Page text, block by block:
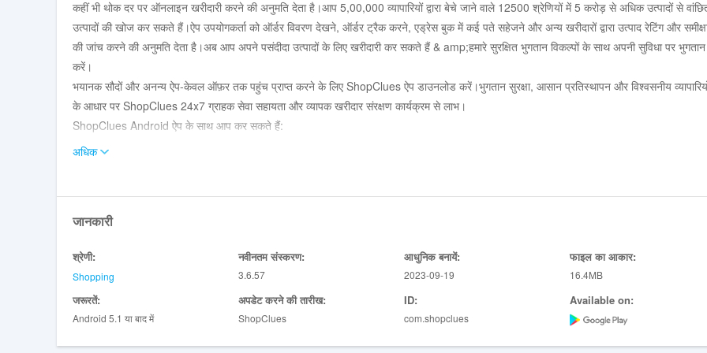
कहीं भी थोक दर पर ऑनलाइन खरीदारी करने की अनुमति देता है।आप 5,00,000 व्यापारियों द्वारा बेचे जाने वाले 12500 श्रेणियों में 5 करोड़ से अधिक उत्पादों से
उत्पादों की खोज कर सकते हैं।ऐप उपयोगकर्ता को ऑर्डर विवरण देखने, ऑर्डर ट्रैक करने, एड्रेस बुक में कई पते सहेजने और अन्य खरीदारों द्वारा उत्पाद रेटिंग और
की जांच करने की अनुमति देता है।अब आप अपने पसंदीदा उत्पादों के लिए खरीदारी कर सकते हैं & amp;हमारे सुरक्षित भुगतान विकल्पों के साथ अपनी सुविधा पर भुगतान
करें।
भयानक सौदों और अनन्य ऐप-केवल ऑफ़र तक पहुंच प्राप्त करने के लिए ShopClues ऐप डाउनलोड करें।भुगतान सुरक्षा, आसान प्रतिस्थापन और विश्वसनीय
के आधार पर ShopClues 24x7 ग्राहक सेवा सहायता और व्यापक खरीदार संरक्षण कार्यक्रम से लाभ।
ShopClues Android ऐप के साथ आप कर सकते हैं:
• हॉट डील & amp;ऑफ़र: रोजमर्रा के सौदों, उत्सव की छूट और अनन्य ऐप-केवल ऑफ़र तक पहुंच प्राप्त करें।बाद में इसे देखने या खरीदने के लिए सूची।
• तत्काल सूचनाएं: सबसे अच्छे सौदों को जानने के लिए सबसे पहले बनें, प्रस्ताव & amp;कूपन उपलब्ध।
हमारे ऑनलाइन स्टोर पर निम्नलिखित श्रेणियों का अन्वेषण करें:
• मोबाइल & amp;टैबलेट: एंड्रॉइड फोन, आईफ़ोन, फीचर फोन, अनबॉक्स किए गए मोबाइल, टैबलेट
• कंप्यूटर: लैपटॉप, डेस्कटॉप और amp;मॉनिटर, प्रिंटर & amp;स्कैनर, गेमिंग कंसोल, अनबॉक्स किए गए लैपटॉप & amp;सहायक उपकरण
• मोबाइल्स & amp;लैपटॉप एक्सेसरीज: स्टोरेज डिवाइस, बैकपैक, पावर बैंक, सॉफ्टवेयर, ऑडियो & amp;हेडफ़ोन
• इलेक्ट्रॉनिक्स: टीवी, एसी, रेफ्रिजरेटर, वाशिंग मशीन, होम एंटरटेनमेंट, कैमरा, होम & amp;रसोई के उपकरण
अधिक
जानकारी
श्रेणी:
Shopping
नवीनतम संस्करण:
3.6.57
आधुनिक बनायें:
2023-09-19
फाइल का आकार:
16.4MB
जरूरतें:
Android 5.1 या बाद में
अपडेट करने की तारीख:
ShopClues
ID:
com.shopclues
Available on: